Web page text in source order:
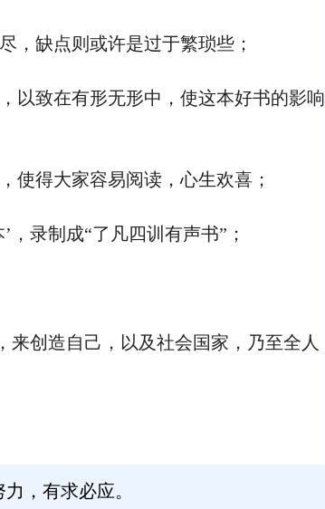
，缺点则或许是过于繁琐些；
以致在有形无形中，使这本好书的影响
使得大家容易阅读，心生欢喜；
录制成“了凡四训有声书”；
来创造自己，以及社会国家，乃至全人
，有求必应。